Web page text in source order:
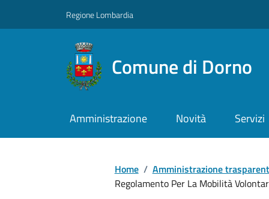
Regione Lombardia
Comune di Dorno
Amministrazione Novità Servizi
Home / Amministrazione
Regolamento Per La Mobilità